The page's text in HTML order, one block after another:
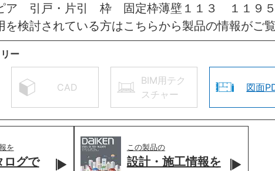
ア 引戸・片引 枠 固定枠薄壁１１３ １１
を検討されている方はこちらから製品の情報がご
ー
CAD
BIM用テク
スチャー
図面
を
ログで
この製品の
設計・施工情報を